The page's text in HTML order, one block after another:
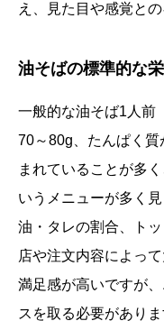
え、見た目や感覚と
油そばの標準的な
一般的な油そば1人前
70～80g、たんぱく
まれていることが多
いうメニューが多く
油・タレの割合、ト
店や注文内容によっ
満足感が高いですが
スを取る必要がありま